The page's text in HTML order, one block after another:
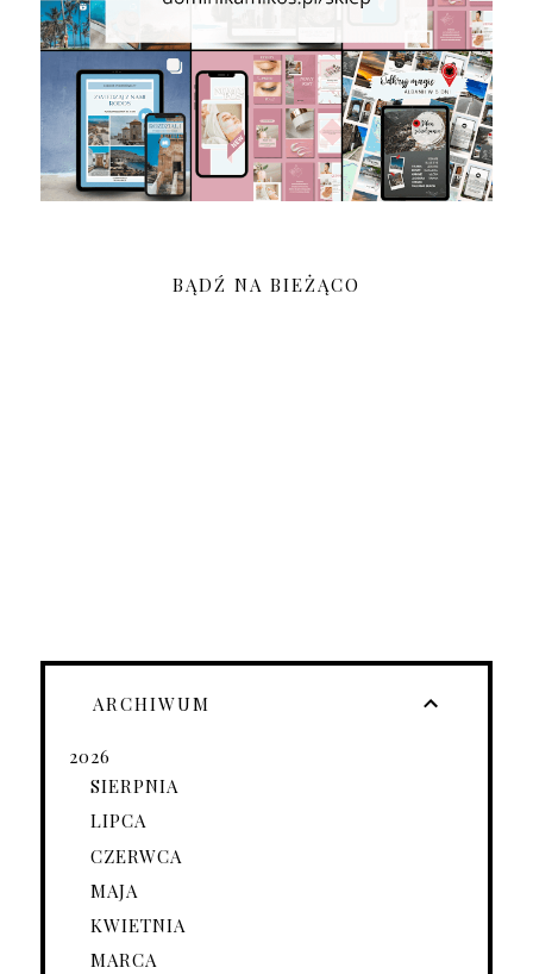
BĄDŹ NA BIEŻĄCO
ARCHIWUM
2026
SIERPNIA
LIPCA
CZERWCA
MAJA
KWIETNIA
MARCA